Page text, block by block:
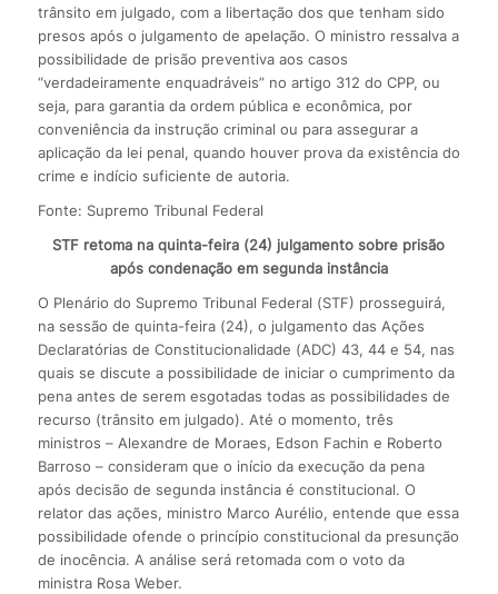
trânsito em julgado, com a libertação dos que tenham sido
presos após o julgamento de apelação. O ministro ressalva a
possibilidade de prisão preventiva aos casos
“verdadeiramente enquadráveis” no artigo 312 do CPP, ou
seja, para garantia da ordem pública e econômica, por
conveniência da instrução criminal ou para assegurar a
aplicação da lei penal, quando houver prova da existência do
crime e indício suficiente de autoria.
Fonte: Supremo Tribunal Federal
STF retoma na quinta-feira (24) julgamento sobre prisão
após condenação em segunda instância
O Plenário do Supremo Tribunal Federal (STF) prosseguirá,
na sessão de quinta-feira (24), o julgamento das Ações
Declaratórias de Constitucionalidade (ADC) 43, 44 e 54, nas
quais se discute a possibilidade de iniciar o cumprimento da
pena antes de serem esgotadas todas as possibilidades de
recurso (trânsito em julgado). Até o momento, três
ministros – Alexandre de Moraes, Edson Fachin e Roberto
Barroso – consideram que o início da execução da pena
após decisão de segunda instância é constitucional. O
relator das ações, ministro Marco Aurélio, entende que essa
possibilidade ofende o princípio constitucional da presunção
de inocência. A análise será retomada com o voto da
ministra Rosa Weber.